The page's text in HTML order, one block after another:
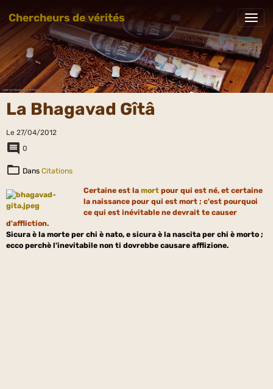
Chercheurs de vérités
La Bhagavad Gîtâ
Le 27/04/2012
0
Dans Citations
Certaine est la mort pour qui est né, et certaine
la naissance pour qui est mort ; c'est pourquoi
ce qui est inévitable ne devrait te causer
d'affliction.
Sicura è la morte per chi è nato, e sicura è la nascita per chi è morto ;
ecco perchè l'inevitabile non ti dovrebbe causare afflizione.